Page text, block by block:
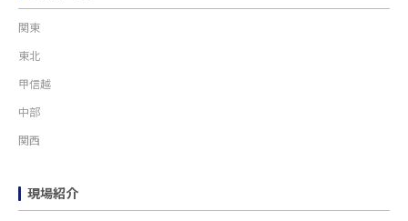
関東
東北
甲信越
中部
関西
現場紹介